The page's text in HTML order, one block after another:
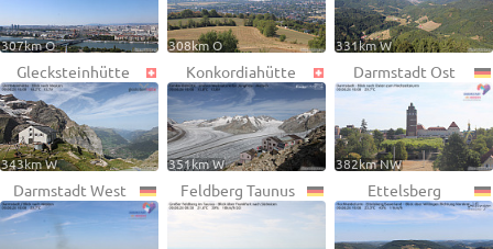
307km O 308km O 331km W
Glecksteinhütte
343km W
Konkordiahütte
351km W
Darmstadt Ost
382km NW
Darmstadt West Feldberg Taunus Ettelsberg